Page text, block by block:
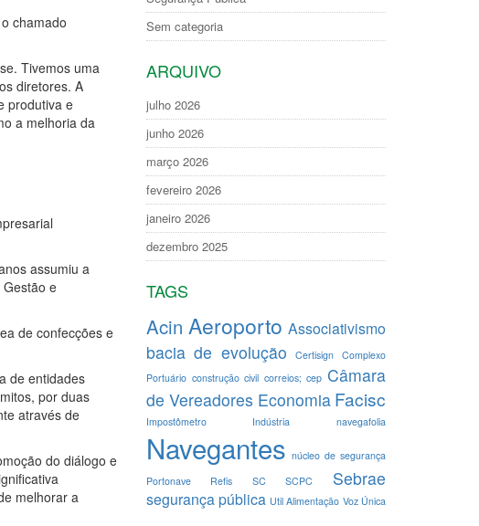
chamado
Tivemos uma
diretores. A
produtiva e
a melhoria da
assumiu a
e
de confecções e
de entidades
por duas
através de
do diálogo e
melhorar a
Sem categoria
ARQUIVO
julho 2026
junho 2026
março 2026
fevereiro 2026
janeiro 2026
dezembro 2025
TAGS
Acin Aeroporto Associativismo
bacia de evolução Certisign Complexo
Portuário construção civil correios; cep Câmara
de Vereadores Economia Facisc
Impostômetro Indústria navegafolia
Navegantes núcleo de segurança
Portonave
Refis SC SCPC Sebrae
segurança pública Util Alimentação Voz Única